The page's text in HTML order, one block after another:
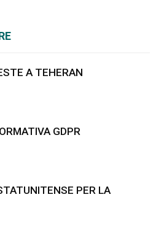
A TEHERAN
GDPR
PER LA